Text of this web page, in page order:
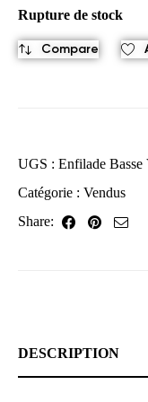
Rupture de stock
Compare
UGS : Enfilade Basse
Catégorie : Vendus
Share:
DESCRIPTION